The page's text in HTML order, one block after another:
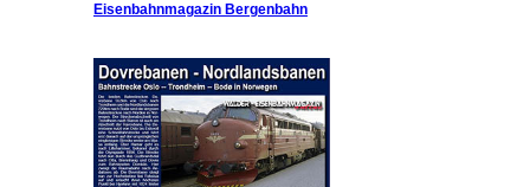
Eisenbahnmagazin Bergenbahn